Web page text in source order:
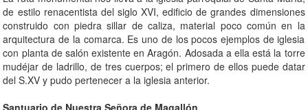
de estilo renacentista del siglo XVI, edificio de grandes dimensiones
construido con piedra sillar de caliza, material poco común en la
arquitectura de la comarca. Es uno de los pocos ejemplos de iglesia
con planta de salón existente en Aragón. Adosada a ella está la torre
mudéjar de ladrillo, de tres cuerpos; el primero de ellos puede datar
del S.XV y pudo pertenecer a la iglesia anterior.
Santuario de Nuestra Señora de Magallón